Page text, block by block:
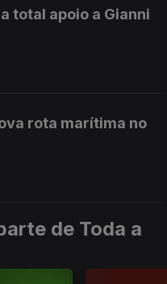
total apoio a Gianni
rota marítima no
de Toda a